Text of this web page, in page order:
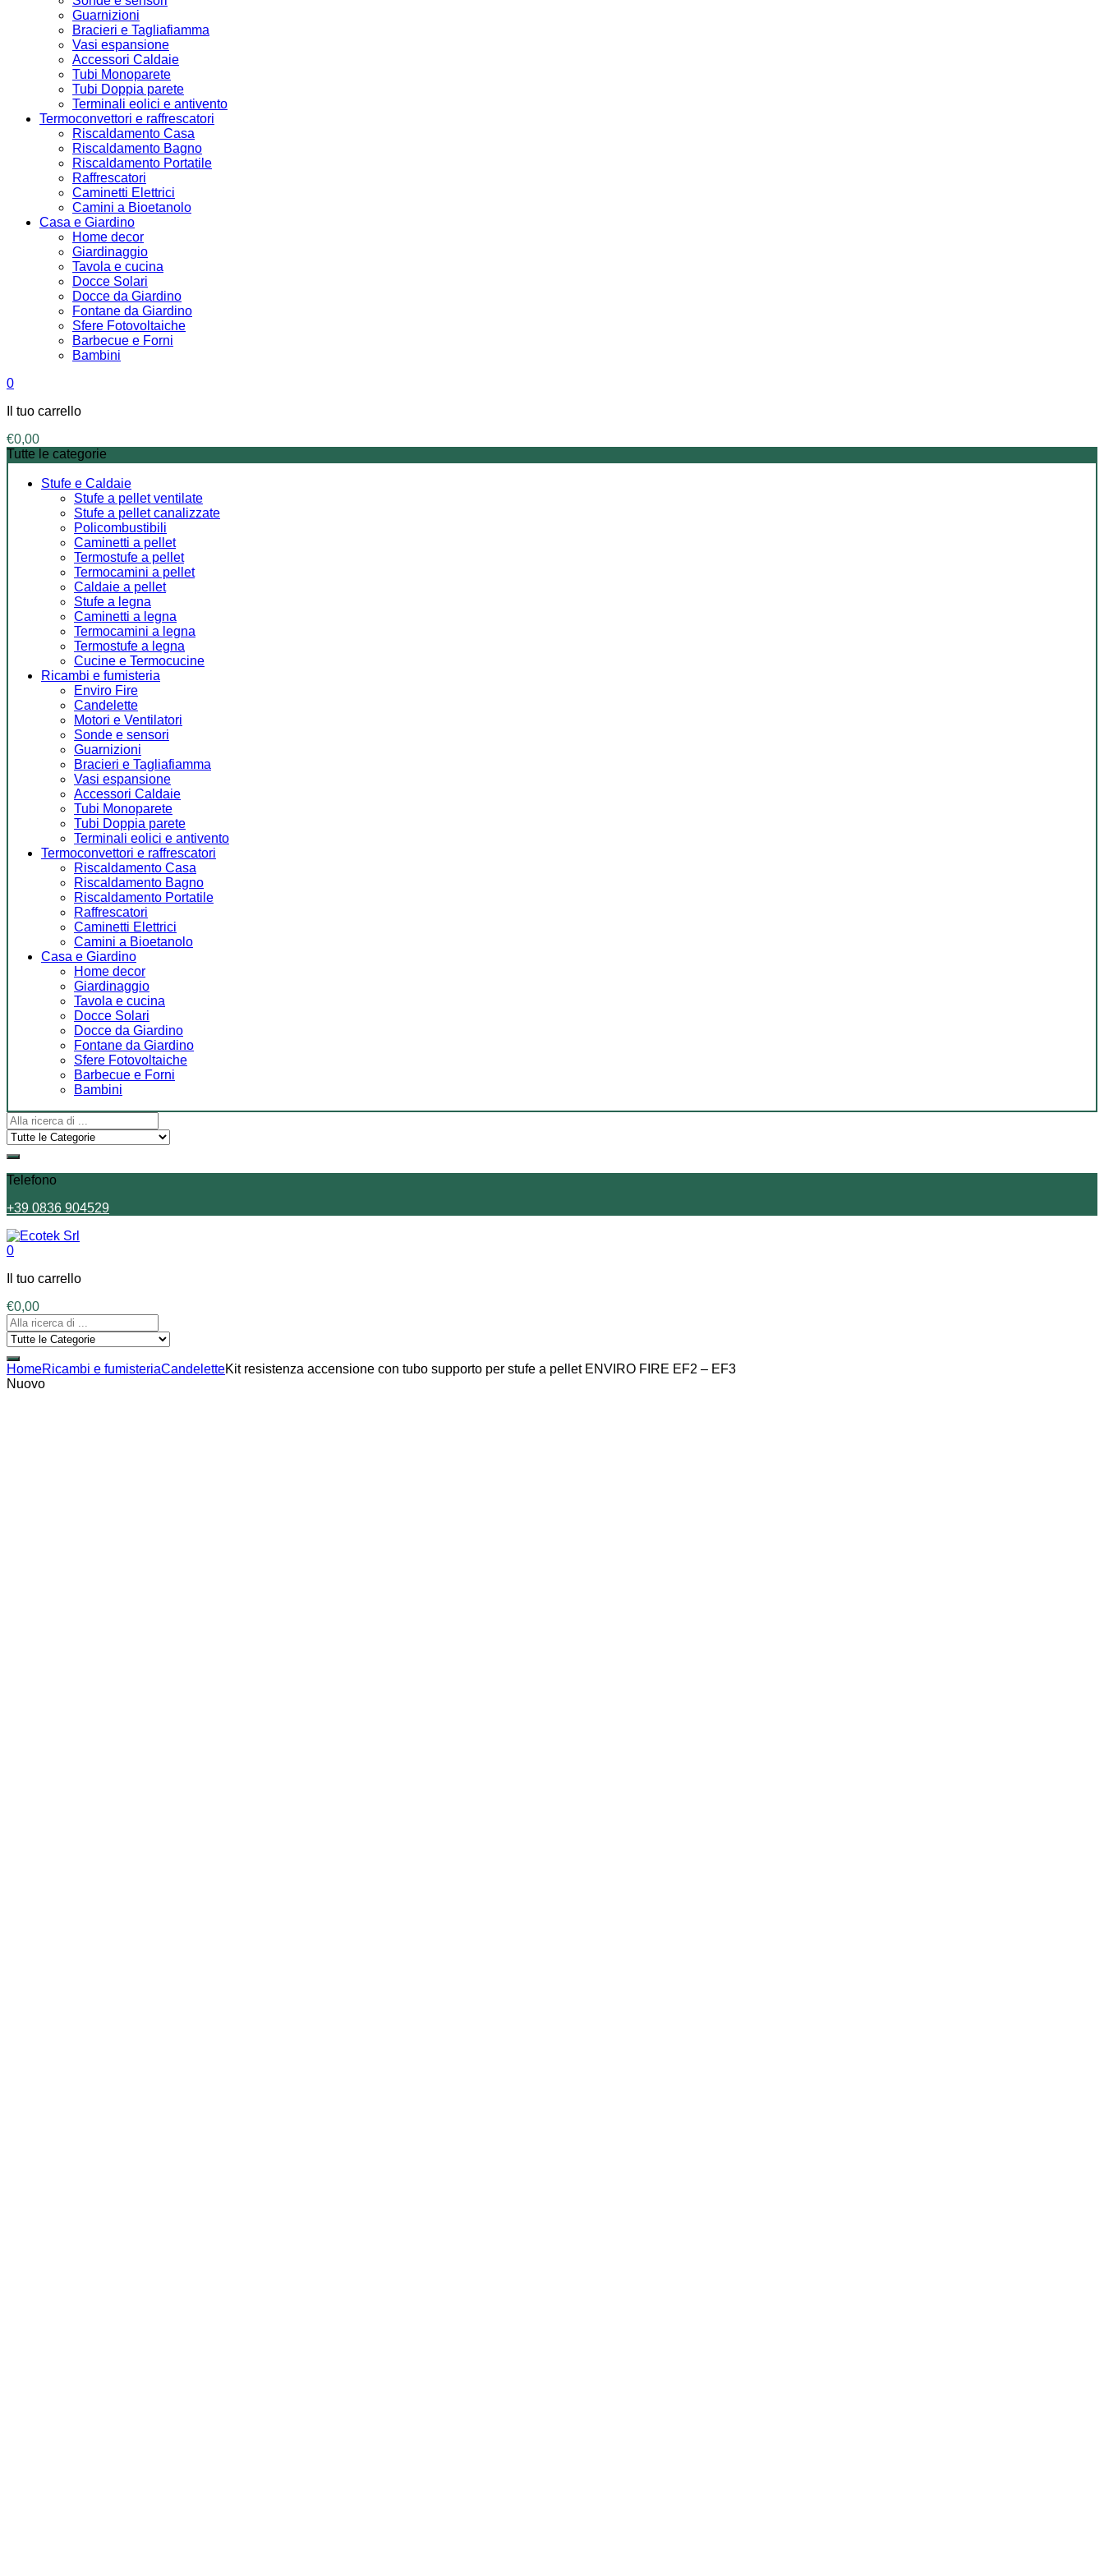
Guarnizioni
Bracieri e Tagliafiamma
Vasi espansione
Accessori Caldaie
Tubi Monoparete
Tubi Doppia parete
Terminali eolici e antivento
Termoconvettori e raffrescatori
Riscaldamento Casa
Riscaldamento Bagno
Riscaldamento Portatile
Raffrescatori
Caminetti Elettrici
Camini a Bioetanolo
Casa e Giardino
Home decor
Giardinaggio
Tavola e cucina
Docce Solari
Docce da Giardino
Fontane da Giardino
Sfere Fotovoltaiche
Barbecue e Forni
Bambini
0
Il tuo carrello
€0,00
Tutte le categorie
Stufe e Caldaie
Stufe a pellet ventilate
Stufe a pellet canalizzate
Policombustibili
Caminetti a pellet
Termostufe a pellet
Termocamini a pellet
Caldaie a pellet
Stufe a legna
Caminetti a legna
Termocamini a legna
Termostufe a legna
Cucine e Termocucine
Ricambi e fumisteria
Enviro Fire
Candelette
Motori e Ventilatori
Sonde e sensori
Guarnizioni
Bracieri e Tagliafiamma
Vasi espansione
Accessori Caldaie
Tubi Monoparete
Tubi Doppia parete
Terminali eolici e antivento
Termoconvettori e raffrescatori
Riscaldamento Casa
Riscaldamento Bagno
Riscaldamento Portatile
Raffrescatori
Caminetti Elettrici
Camini a Bioetanolo
Casa e Giardino
Home decor
Giardinaggio
Tavola e cucina
Docce Solari
Docce da Giardino
Fontane da Giardino
Sfere Fotovoltaiche
Barbecue e Forni
Bambini
Telefono
+39 0836 904529
0
Il tuo carrello
€0,00
HomeRicambi e fumisteriaCandeletteKit resistenza accensione con tubo supporto per stufe a pellet ENVIRO FIRE EF2 – EF3
Nuovo